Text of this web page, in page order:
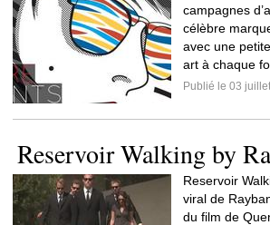
campagnes
célèbre
avec une
art à chaque
Publié le 03
Reservoir Walking by
Reservoir
viral de
du film de